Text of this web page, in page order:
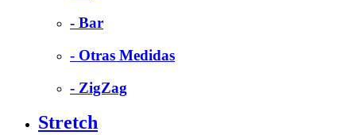
- Bar
- Otras Medidas
- ZigZag
Stretch